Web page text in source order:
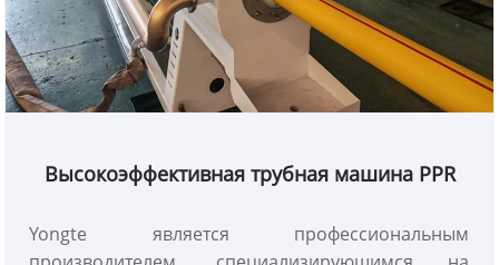
Высокоэффективная трубная машина PPR
Yongte является профессиональным